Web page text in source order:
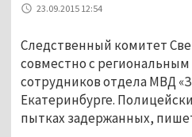
23.09.2015 12:54
Следственный комитет
совместно с
сотрудников отдела МВД
Екатеринбурге.
пытках задержанных,